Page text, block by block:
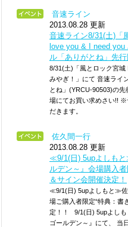
音速ライン
2013.08.28 更新
音速ライン8/31(土)「
love you & I need
ル「ありがとね」先
8/31(土)「風とロック宮城
みやぎ！」にて 音速ライ
とね」(YRCU-90503)の
場にてお買い求めさい!! ※
だきます。
佐久間一行
2013.08.28 更新
≪9/1(日) 5upよしも
ルデン～』会場購入
＆サイン会開催決定！
≪9/1(日) 5upよしもと≫佐
場ご購入者限定“特典：書
定！！ 9/1(日) 5upよしも
ゴールデン～』にて、 当